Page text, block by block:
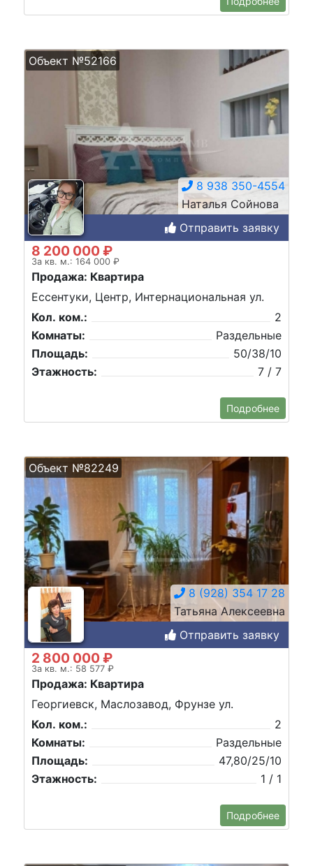
Объект №52166
8 938 350-4554
Наталья Сойнова
Отправить заявку
8 200 000 ₽
За кв. м.: 164 000 ₽
Продажа: Квартира
Ессентуки, Центр, Интернациональная ул.
Кол. ком.:
2
Комнаты:
Раздельные
Площадь:
50/38/10
Этажность:
7 / 7
Подробнее
Объект №82249
8 (928) 354 17 28
Татьяна Алексеевна
Отправить заявку
2 800 000 ₽
За кв. м.: 58 577 ₽
Продажа: Квартира
Георгиевск, Маслозавод, Фрунзе ул.
Кол. ком.:
2
Комнаты:
Раздельные
Площадь:
47,80/25/10
Этажность:
1 / 1
Подробнее